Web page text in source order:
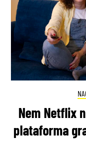
Nem Netflix
plataforma